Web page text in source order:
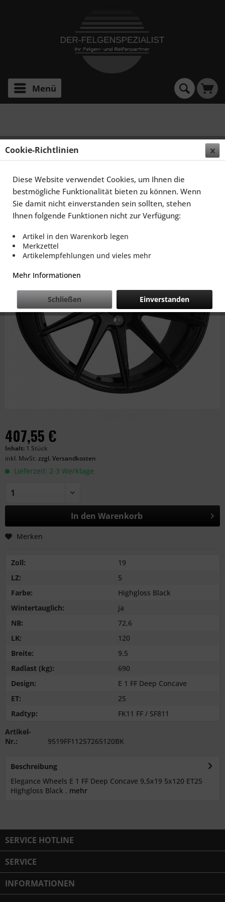
Menü
ELEGANCE WHEELS E 1 FF DEEP CONCAVE 9,5X19
5X120 ET25 HIGHGLOSS BLACK
407,55 €
Inhalt: 1 Stück
inkl. MwSt. zzgl. Versandkosten
Lieferzeit: 2-3 Werktage
In den Warenkorb
Merken
Zoll:
19
LZ:
5
Farbe:
Highgloss Black
Wintertauglich:
ja
NB:
72,6
LK:
120
Breite:
9,5
Radlast (kg):
690
Design:
E 1 FF Deep Concave
ET:
25
Radtyp:
FK11 FF / SF811
Artikel-
Nr.:
9519FF11257265120BK
Beschreibung
Elegance Wheels E 1 FF Deep Concave 9,5x19 5x120 ET25
Highgloss Black . mehr
SERVICE HOTLINE
SERVICE
INFORMATIONEN
Cookie-Richtlinien
Diese Website verwendet Cookies, um Ihnen die
bestmögliche Funktionalität bieten zu können. Wenn
Sie damit nicht einverstanden sein sollten, stehen
Ihnen folgende Funktionen nicht zur Verfügung:
Artikel in den Warenkorb legen
Merkzettel
Artikelempfehlungen und vieles mehr
Mehr Informationen
Einverstanden
Schließen